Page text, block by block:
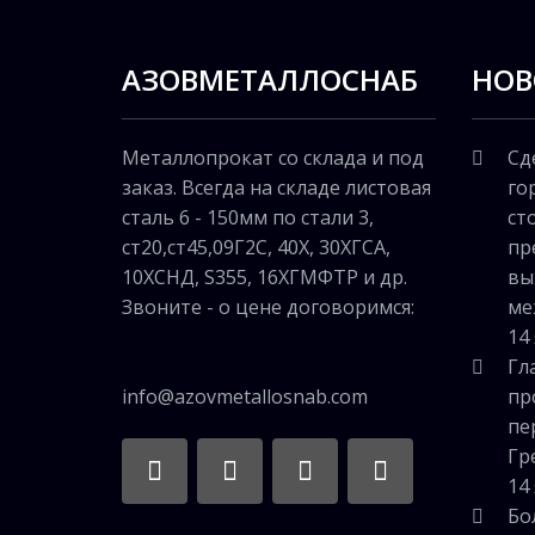
АЗОВМЕТАЛЛОСНАБ
Металлопрокат со склада и под
заказ. Всегда на складе листовая
сталь 6 - 150мм по стали 3,
ст20,ст45,09Г2С, 40Х, 30ХГСА,
10ХСНД, S355, 16ХГМФТР и др.
Звоните - о цене договоримся:
info@azovmetallosnab.com